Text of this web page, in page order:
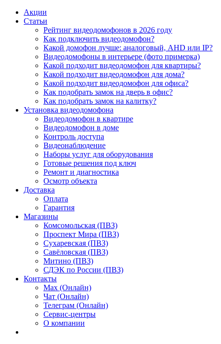
Акции
Статьи
Рейтинг видеодомофонов в 2026 году
Как подключить видеодомофон?
Какой домофон лучше: аналоговый, AHD или IP?
Видеодомофоны в интерьере (фото примерка)
Какой подходит видеодомофон для квартиры?
Какой подходит видеодомофон для дома?
Какой подходит видеодомофон для офиса?
Как подобрать замок на дверь в офис?
Как подобрать замок на калитку?
Установка видеодомофона
Видеодомофон в квартире
Видеодомофон в доме
Контроль доступа
Видеонаблюдение
Наборы услуг для оборудования
Готовые решения под ключ
Ремонт и диагностика
Осмотр объекта
Доставка
Оплата
Гарантия
Магазины
Комсомольская (ПВЗ)
Проспект Мира (ПВЗ)
Сухаревская (ПВЗ)
Савёловская (ПВЗ)
Митино (ПВЗ)
СДЭК по России (ПВЗ)
Контакты
Max (Онлайн)
Чат (Онлайн)
Телеграм (Онлайн)
Сервис-центры
О компании